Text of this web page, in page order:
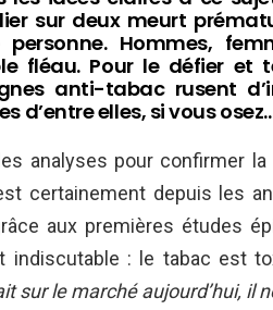
sur deux meurt
Hommes,
fléau. Pour le défier et
anti-tabac rusent
d’entre elles, si vous
analyses pour confirmer la
certainement depuis les
aux premières études
indiscutable : le tabac est
sur le marché aujourd’hui, il